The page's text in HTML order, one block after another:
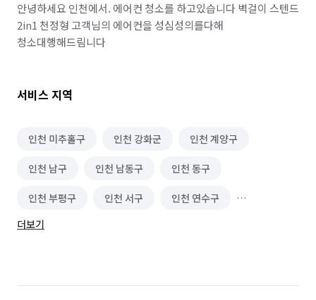
안녕하세요 인천에서. 에어컨 청소를 하고있습니다 벽걸이 스텐드
2in1 천정형 고객님의 에어컨을 성심성의를다해
청소대행해드림니다
서비스 지역
인천 미추홀구 인천 강화군 인천 계양구
인천 남구 인천 남동구 인천 동구
인천 부평구 인천 서구 인천 연수구
인천 옹진군
더보기